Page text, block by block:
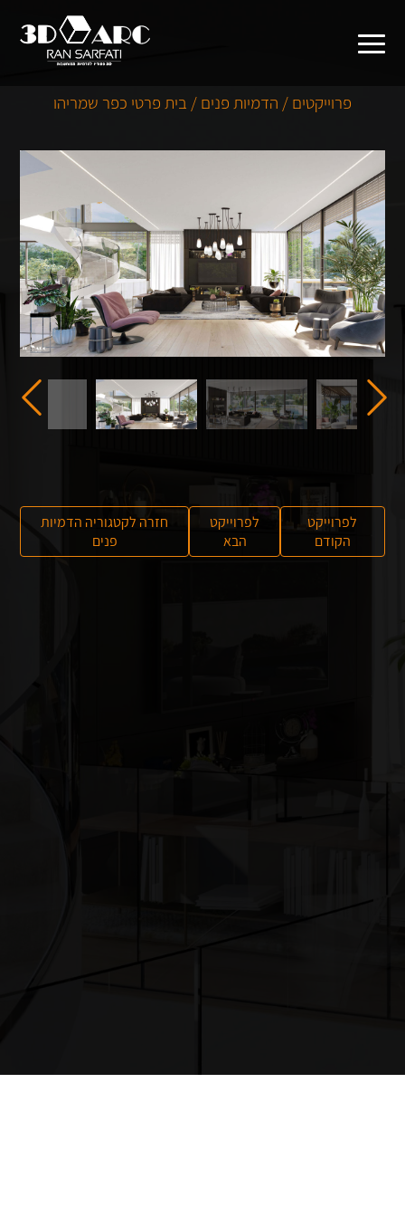
פרוייקטים / הדמיות פנים / בית פרטי כפר שמריהו
לפרוייקט
הקודם
לפרוייקט
הבא
חזרה לקטגוריה הדמיות
פנים